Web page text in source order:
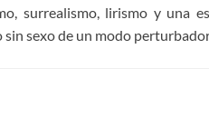
surrealismo, lirismo y una
sin sexo de un modo